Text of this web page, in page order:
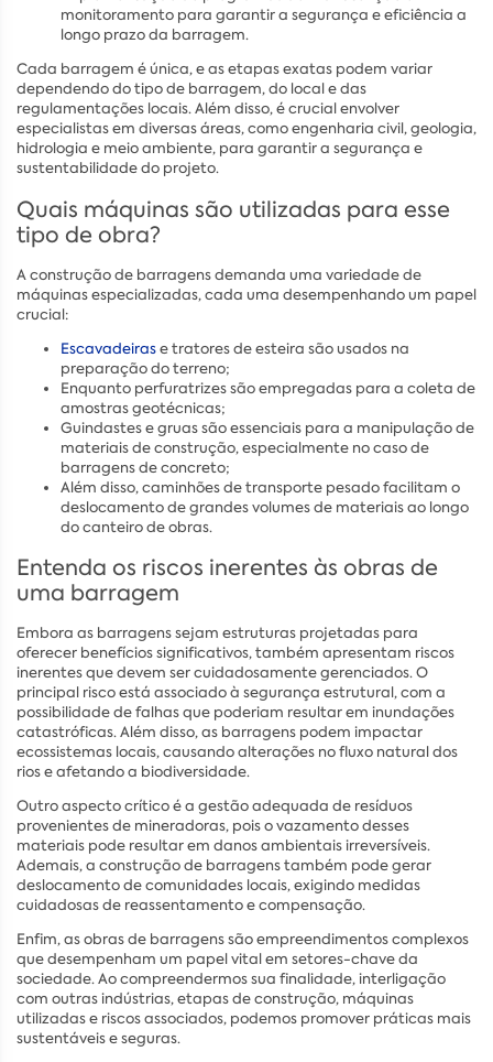
monitoramento para garantir a segurança e eficiência a
longo prazo da barragem.
Cada barragem é única, e as etapas exatas podem variar
dependendo do tipo de barragem, do local e das
regulamentações locais. Além disso, é crucial envolver
especialistas em diversas áreas, como engenharia civil, geologia,
hidrologia e meio ambiente, para garantir a segurança e
sustentabilidade do projeto.
Quais máquinas são utilizadas para esse
tipo de obra?
A construção de barragens demanda uma variedade de
máquinas especializadas, cada uma desempenhando um papel
crucial:
Escavadeirase tratores de esteira são usados na
preparação do terreno;
Enquanto perfuratrizes são empregadas para a coleta de
amostras geotécnicas;
Guindastes e gruas são essenciais para a manipulação de
materiais de construção, especialmente no caso de
barragens de concreto;
Além disso, caminhões de transporte pesado facilitam o
deslocamento de grandes volumes de materiais ao longo
do canteiro de obras.
Entenda os riscos inerentes às obras de
uma barragem
Embora as barragens sejam estruturas projetadas para
oferecer benefícios significativos, também apresentam riscos
inerentes que devem ser cuidadosamente gerenciados. O
principal risco está associado à segurança estrutural, com a
possibilidade de falhas que poderiam resultar em inundações
catastróficas. Além disso, as barragens podem impactar
ecossistemas locais, causando alterações no fluxo natural dos
rios e afetando a biodiversidade.
Outro aspecto crítico é a gestão adequada de resíduos
provenientes de mineradoras, pois o vazamento desses
materiais pode resultar em danos ambientais irreversíveis.
Ademais, a construção de barragens também pode gerar
deslocamento de comunidades locais, exigindo medidas
cuidadosas de reassentamento e compensação.
Enfim, as obras de barragens são empreendimentos complexos
que desempenham um papel vital em setores-chave da
sociedade. Ao compreendermos sua finalidade, interligação
com outras indústrias, etapas de construção, máquinas
utilizadas e riscos associados, podemos promover práticas mais
sustentáveis e seguras.